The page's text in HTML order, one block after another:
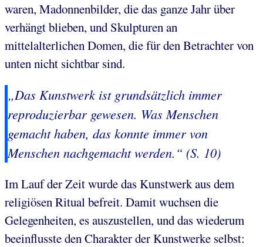
waren, Madonnenbilder, die das ganze Jahr über
verhängt blieben, und Skulpturen an
mittelalterlichen Domen, die für den Betrachter von
unten nicht sichtbar sind.
„Das Kunstwerk ist grundsätzlich immer
reproduzierbar gewesen. Was Menschen
gemacht haben, das konnte immer von
Menschen nachgemacht werden.“ (S. 10)
Im Lauf der Zeit wurde das Kunstwerk aus dem
religiösen Ritual befreit. Damit wuchsen die
Gelegenheiten, es auszustellen, und das wiederum
beeinflusste den Charakter der Kunstwerke selbst: